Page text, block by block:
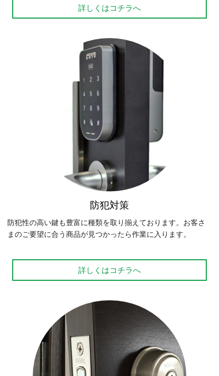
詳しくはコチラへ
防犯対策
防犯性の高い鍵も豊富に種類を取り揃えております。お客さ
まのご要望に合う商品が見つかったら作業に入ります。
詳しくはコチラへ